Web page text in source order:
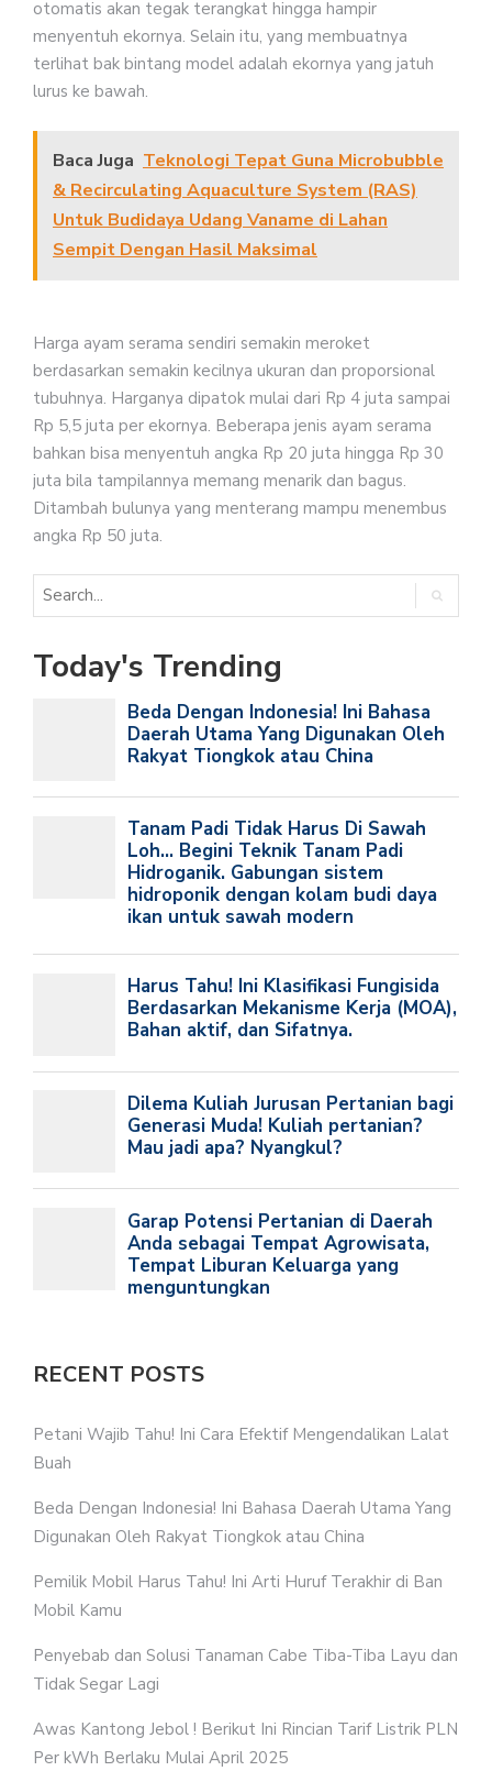
otomatis akan tegak terangkat hingga hampir
menyentuh ekornya. Selain itu, yang membuatnya
terlihat bak bintang model adalah ekornya yang jatuh
lurus ke bawah.
Baca Juga Teknologi Tepat Guna Microbubble
& Recirculating Aquaculture System (RAS)
Untuk Budidaya Udang Vaname di Lahan
Sempit Dengan Hasil Maksimal
Harga ayam serama sendiri semakin meroket
berdasarkan semakin kecilnya ukuran dan proporsional
tubuhnya. Harganya dipatok mulai dari Rp 4 juta sampai
Rp 5,5 juta per ekornya. Beberapa jenis ayam serama
bahkan bisa menyentuh angka Rp 20 juta hingga Rp 30
juta bila tampilannya memang menarik dan bagus.
Ditambah bulunya yang menterang mampu menembus
angka Rp 50 juta.
Today's Trending
RECENT POSTS
Petani Wajib Tahu! Ini Cara Efektif Mengendalikan Lalat
Buah
Beda Dengan Indonesia! Ini Bahasa Daerah Utama Yang
Digunakan Oleh Rakyat Tiongkok atau China
Pemilik Mobil Harus Tahu! Ini Arti Huruf Terakhir di Ban
Mobil Kamu
Penyebab dan Solusi Tanaman Cabe Tiba-Tiba Layu dan
Tidak Segar Lagi
Awas Kantong Jebol ! Berikut Ini Rincian Tarif Listrik PLN
Per kWh Berlaku Mulai April 2025